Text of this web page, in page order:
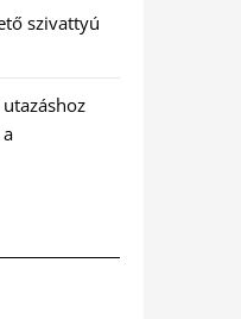
szivattyú